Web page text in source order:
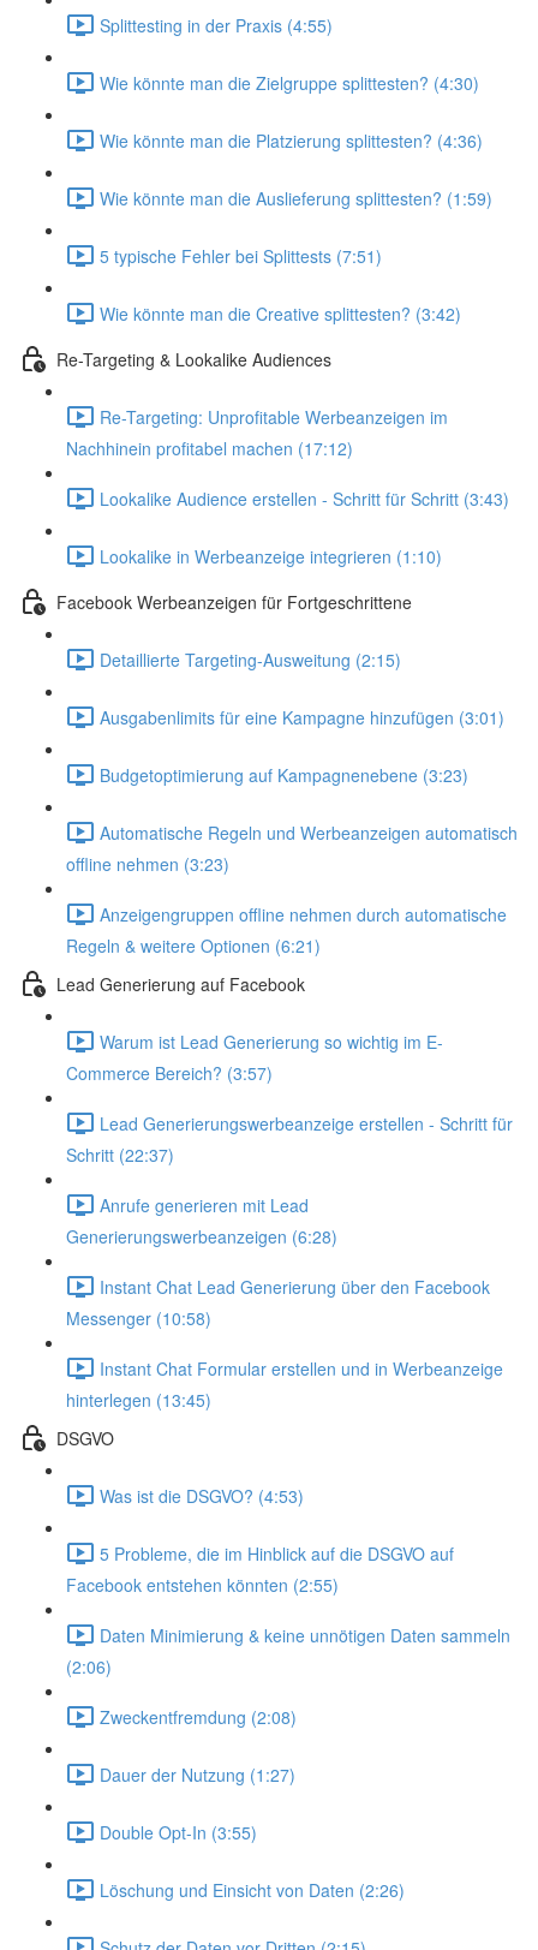
Splittesting in der Praxis (4:55)
Wie könnte man die Zielgruppe splittesten? (4:30)
Wie könnte man die Platzierung splittesten? (4:36)
Wie könnte man die Auslieferung splittesten? (1:59)
5 typische Fehler bei Splittests (7:51)
Wie könnte man die Creative splittesten? (3:42)
Re-Targeting & Lookalike Audiences
Re-Targeting: Unprofitable Werbeanzeigen im
Nachhinein profitabel machen (17:12)
Lookalike Audience erstellen - Schritt für Schritt (3:43)
Lookalike in Werbeanzeige integrieren (1:10)
Facebook Werbeanzeigen für Fortgeschrittene
Detaillierte Targeting-Ausweitung (2:15)
Ausgabenlimits für eine Kampagne hinzufügen (3:01)
Budgetoptimierung auf Kampagnenebene (3:23)
Automatische Regeln und Werbeanzeigen automatisch
offline nehmen (3:23)
Anzeigengruppen offline nehmen durch automatische
Regeln & weitere Optionen (6:21)
Lead Generierung auf Facebook
Warum ist Lead Generierung so wichtig im E-
Commerce Bereich? (3:57)
Lead Generierungswerbeanzeige erstellen - Schritt für
Schritt (22:37)
Anrufe generieren mit Lead
Generierungswerbeanzeigen (6:28)
Instant Chat Lead Generierung über den Facebook
Messenger (10:58)
Instant Chat Formular erstellen und in Werbeanzeige
hinterlegen (13:45)
DSGVO
Was ist die DSGVO? (4:53)
5 Probleme, die im Hinblick auf die DSGVO auf
Facebook entstehen könnten (2:55)
Daten Minimierung & keine unnötigen Daten sammeln
(2:06)
Zweckentfremdung (2:08)
Dauer der Nutzung (1:27)
Double Opt-In (3:55)
Löschung und Einsicht von Daten (2:26)